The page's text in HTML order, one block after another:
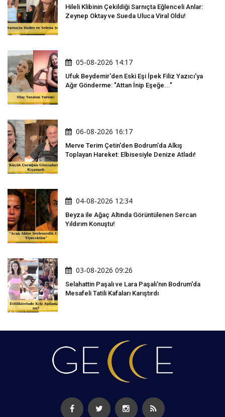
Hileli Klibinin Çekildiği Sarnıçta Eğlenceli Anlar:
Zeynep Oktay ve Sueda Uluca Viral Oldu!
05-08-2026 14:17
Ufuk Beydemir'den Eski Eşi İpek Filiz Yazıcı'ya
Ağır Gönderme: "Attan İnip Eşeğe..."
06-08-2026 16:17
Merve Terim Çetin'den Bodrum'da Alkış
Toplayan Hareket: Elbisesiyle Denize Atladı!
04-08-2026 12:34
Beyza ile Ağaç Altında Görüntülenen Sercan
Yıldırım Konuştu!
03-08-2026 09:26
Selahattin Paşalı ve Lara Paşalı'nın Bodrum'da
Mesafeli Tatili Kafaları Karıştırdı